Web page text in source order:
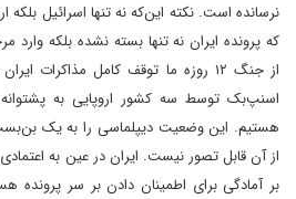
نرسانده است. نکته این‌که نه تنها اسرائیل بلکه
که پرونده ایران نه تنها بسته نشده بلکه
از جنگ ۱۲ روزه ما توقف کامل مذاکرات
اسنپ‌بک توسط سه کشور اروپایی به‌
هستیم. این وضعیت دیپلماسی را به یک
از آن قابل تصور نیست. ایران در عین به
بر آمادگی برای اطمینان دادن بر سر پرونده